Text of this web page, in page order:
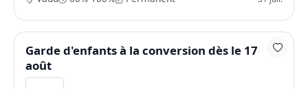
Garde d'enfants à la conversion dès le 17
août